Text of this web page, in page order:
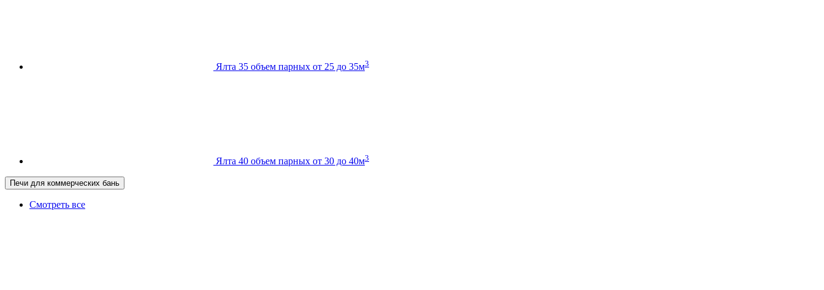
Ялта 35 объем парных от 25 до 35м3
Ялта 40 объем парных от 30 до 40м3
Печи для коммерческих бань
Смотреть все